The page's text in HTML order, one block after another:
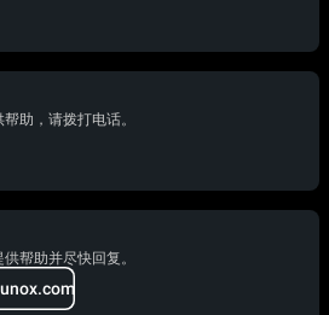
助，请拨打电话。
帮助并尽快回复。